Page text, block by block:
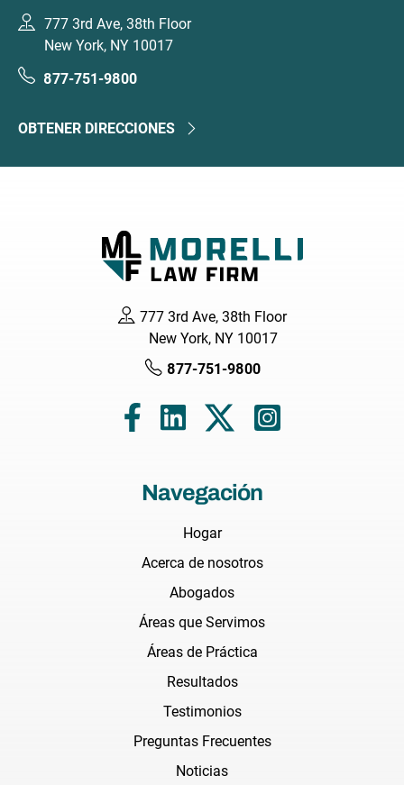
777 3rd Ave, 38th Floor
New York, NY 10017
877-751-9800
OBTENER DIRECCIONES
777 3rd Ave, 38th Floor
New York, NY 10017
877-751-9800
Navegación
Hogar
Acerca de nosotros
Abogados
Áreas que Servimos
Áreas de Práctica
Resultados
Testimonios
Preguntas Frecuentes
Noticias